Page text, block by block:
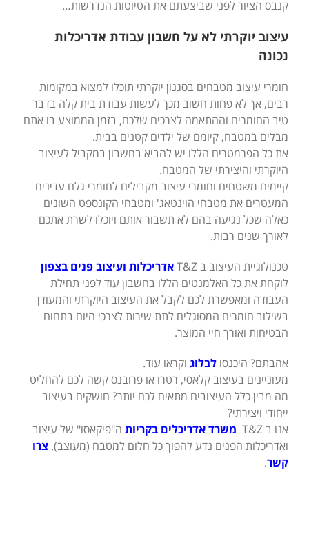
קנבס הציור לפני שביצעתם את הטיוטות הנדרשות…
עיצוב יוקרתי לא על חשבון עבודת אדריכלות
נכונה
חומרי עיצוב מטבחים בסגנון יוקרתי תוכלו למצוא במקומות
רבים, אך לא פחות חשוב מכך לעשות עבודת בית קלה בדבר
טיב החומרים וההתאמה לצרכים שלכם, בזמן הממוצע בו אתם
מבלים במטבח, קיומם של ילדים קטנים בבית.
את כל הפרמטרים הללו יש להביא בחשבון במקביל לעיצוב
היוקרתי והיצירתי של המטבח.
קיימים משטחים וחומרי עיצוב מקבילים לחומרי גלם עדינים
המעטרים את מטבחי הוינטאג' ומטבחי הקונספט השונים
כאלה שכל נגיעה בהם לא תשבור אותם ויוכלו לשרת אתכם
לאורך שנים רבות.
טכנולוגיית העיצוב ב T&Z
אדריכלות ועיצוב פנים בצפון
לוקחת את כל האלמנטים הללו בחשבון עוד לפני תחילת
העבודה ומאפשרת לכם לקבל את העיצוב היוקרתי והמעודן
בשילוב חומרים המסוגלים לתת שירות לצרכי היום בתחום
הבטיחות ואורך חיי המוצר.
אהבתם? היכנסו לבלוג וקראו עוד.
מעוניינים בעיצוב קלאסי, רטרו או פרובנס קשה לכם להחליט
מה מבין כלל העיצובים מתאים לכם יותר? חושקים בעיצוב
ייחודי ויצירתי?
אנו ב T&Z
משרד אדריכלים בקריות ה"פיקאסו" של עיצוב
ואדריכלות הפנים נדע להפוך כל חלום למטבח (מעוצב). צרו
קשר.